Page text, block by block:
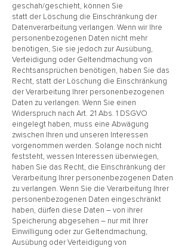
geschah/geschieht, können Sie
statt der Löschung die Einschränkung der
Datenverarbeitung verlangen. Wenn wir Ihre
personenbezogenen Daten nicht mehr
benötigen, Sie sie jedoch zur Ausübung,
Verteidigung oder Geltendmachung von
Rechtsansprüchen benötigen, haben Sie das
Recht, statt der Löschung die Einschränkung
der Verarbeitung Ihrer personenbezogenen
Daten zu verlangen. Wenn Sie einen
Widerspruch nach Art. 21 Abs. 1 DSGVO
eingelegt haben, muss eine Abwägung
zwischen Ihren und unseren Interessen
vorgenommen werden. Solange noch nicht
feststeht, wessen Interessen überwiegen,
haben Sie das Recht, die Einschränkung der
Verarbeitung Ihrer personenbezogenen Daten
zu verlangen. Wenn Sie die Verarbeitung Ihrer
personenbezogenen Daten eingeschränkt
haben, dürfen diese Daten – von ihrer
Speicherung abgesehen – nur mit Ihrer
Einwilligung oder zur Geltendmachung,
Ausübung oder Verteidigung von